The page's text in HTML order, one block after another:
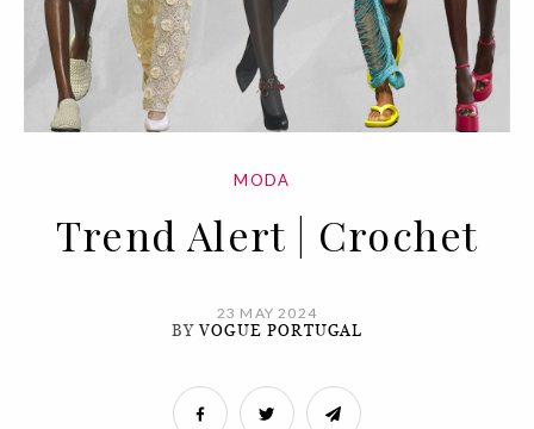
MODA
Trend Alert | Crochet
23 MAY 2024
BYVOGUE PORTUGAL